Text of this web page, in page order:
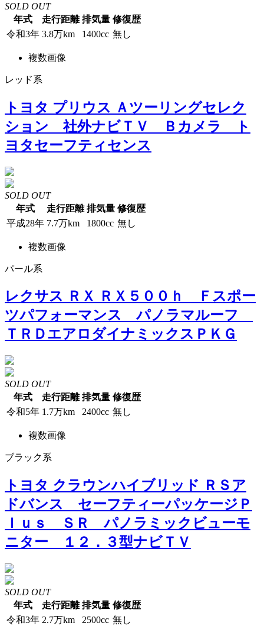
SOLD OUT
年式
走行距離 排気量 修復歴
令和3年 3.8万km 1400cc 無し
複数画像
レッド系
トヨタ プリウス Ａツーリングセレク
ション 社外ナビＴＶ Ｂカメラ ト
ヨタセーフティセンス
SOLD OUT
年式
走行距離 排気量 修復歴
平成28年 7.7万km 1800cc 無し
複数画像
パール系
レクサス ＲＸ ＲＸ５００ｈ Ｆスポー
ツパフォーマンス パノラマルーフ
ＴＲＤエアロダイナミックスＰＫＧ
SOLD OUT
年式
走行距離 排気量 修復歴
令和5年 1.7万km 2400cc 無し
複数画像
ブラック系
トヨタ クラウンハイブリッド ＲＳア
ドバンス セーフティーパッケージＰ
ｌｕｓ ＳＲ パノラミックビューモ
ニター １２．３型ナビＴＶ
SOLD OUT
年式
走行距離 排気量 修復歴
令和3年 2.7万km 2500cc 無し